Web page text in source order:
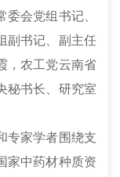
会党组书记、
副书记、副主任
，农工党云南省
秘书长、研究室
专家学者围绕支
家中药材种质资